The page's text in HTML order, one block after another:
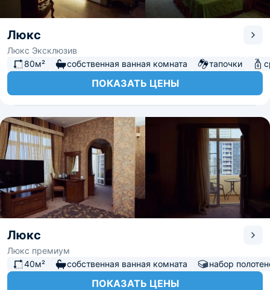
Люкс
Люкс Эксклюзив
80м²
собственная ванная комната тапочки
ПОКАЗАТЬ ЦЕНЫ
Люкс
Люкс премиум
40м²
собственная ванная комната набор
ПОКАЗАТЬ ЦЕНЫ